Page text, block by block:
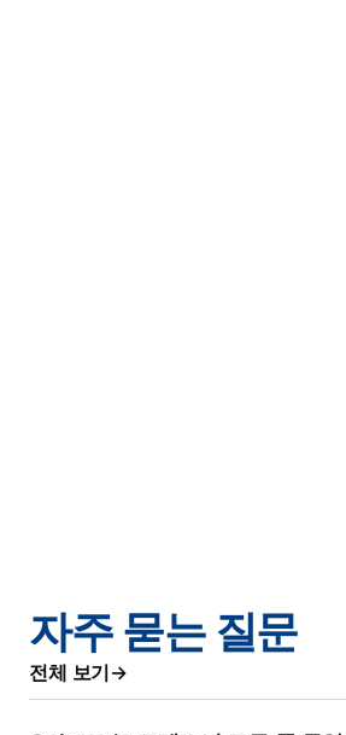
자주 묻는 질문
전체 보기